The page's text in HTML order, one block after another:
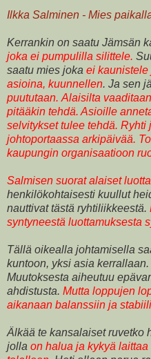
Ilkka Salminen - Mies
Kerrankin on saatu Jämsän
joka ei pumpulilla silittele.
saatu mies joka ei kaunistele
asioina, kuunnellen. Ja sen
puututaan. Alaisilta
pitääkin tehdä. Asioille
selvitykset tulee tehdä. Ryhti
johtoportaassa arkipäivää.
kaupungin organisaatioon
Salmisen suorat alaiset
henkilökohtaisesti kuullut
nauttivat tästä ryhtiliikkeestä.
syntyneestä luottamuksesta
Tällä oikealla johtamisella
kuntoon, yksi asia
Muutoksesta aiheutuu
ahdistusta. Mutta loppujen
aikanaan balanssiin ja
Älkää te kansalaiset ruvetko
jolla on halua ja kykyä